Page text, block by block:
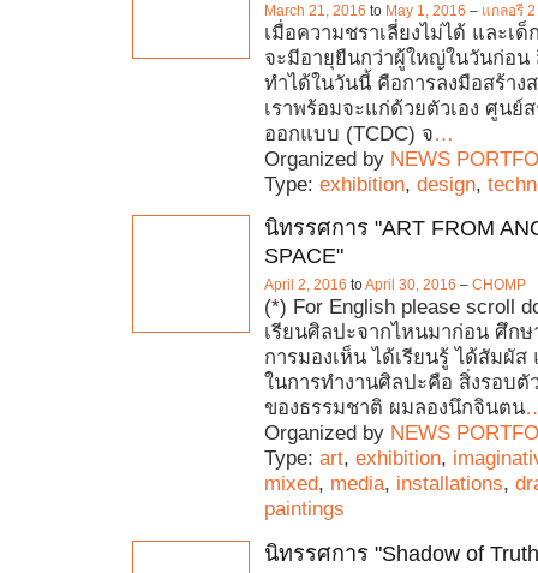
March 21, 2016 to May 1, 2016 – แกลอรี
เมื่อความชราเลี่ยงไม่ได้ และเ
จะมีอายุยืนกว่าผู้ใหญ่ในวันก่อน
ทำได้ในวันนี้ คือการลงมือสร้าง
เราพร้อมจะแก่ด้วยตัวเอง ศูนย์
ออกแบบ (TCDC) จ…
Organized by NEWS
Type: exhibition, design,
นิทรรศการ "ART FROM
SPACE"
April 2, 2016 toApril 30, 2016 – CHOMP
(*) For English please scroll
เรียนศิลปะจากไหนมาก่อน ศึกษ
การมองเห็น ได้เรียนรู้ ได้สัมผัส
ในการทำงานศิลปะคือ สิ่งรอบตั
ของธรรมชาติ ผมลองนึกจินตน
Organized by NEWS
Type: art, exhibition,
mixed, media, installations,
paintings
นิทรรศการ "Shadow of